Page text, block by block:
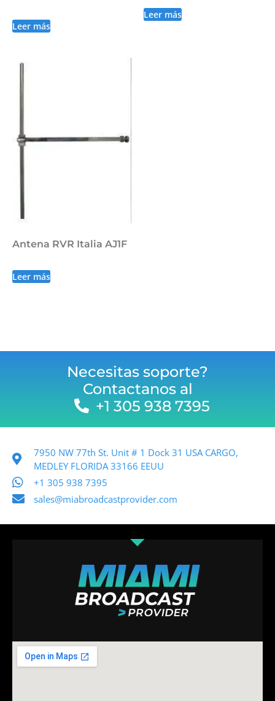
Leer más
Leer más
Antena RVR Italia AJ1F
Leer más
Necesitas soporte?
Contactanos al
+1 305 938 7395
7950 NW 77th St. Unit # 1 Dock 31 USA CARGO,
MEDLEY FLORIDA 33166 EEUU
+1 305 938 7395
sales@miabroadcastprovider.com